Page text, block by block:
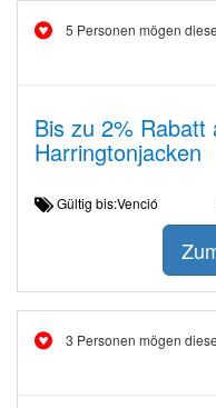
5 Personen mögen
Bis zu 2% Rabatt
Harringtonjacken
Gültig bis:Venció
3 Personen mögen